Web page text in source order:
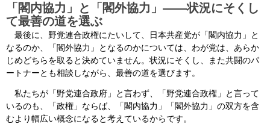
「閣内協力」と「閣外協力」――状況にそくし
て最善の道を選ぶ
最後に、野党連合政権にたいして、日本共産党が「閣内協力」と
なるのか、「閣外協力」となるのかについては、わが党は、あらか
じめどちらを取ると決めていません。状況にそくし、また共闘のパ
ートナーとも相談しながら、最善の道を選びます。
私たちが「野党連合政府」と言わず、「野党連合政権」と言って
いるのも、「政権」ならば、「閣内協力」「閣外協力」の双方を含
むより幅広い概念になると考えているからです。